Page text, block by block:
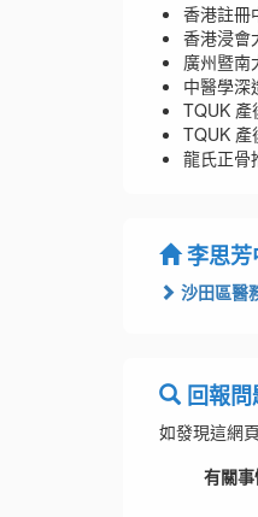
香港註冊
香港浸會
廣州暨南
中醫學深
TQUK 產
TQUK 產
龍氏正骨
李思芳
沙田區醫
回報問
如發現這網
有關